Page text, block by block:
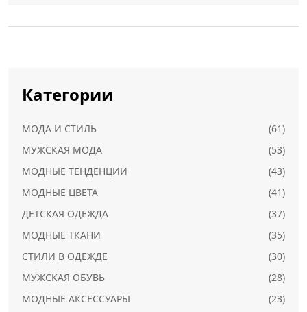
Категории
МОДА И СТИЛЬ
(61)
МУЖСКАЯ МОДА
(53)
МОДНЫЕ ТЕНДЕНЦИИ
(43)
МОДНЫЕ ЦВЕТА
(41)
ДЕТСКАЯ ОДЕЖДА
(37)
МОДНЫЕ ТКАНИ
(35)
СТИЛИ В ОДЕЖДЕ
(30)
МУЖСКАЯ ОБУВЬ
(28)
МОДНЫЕ АКСЕССУАРЫ
(23)